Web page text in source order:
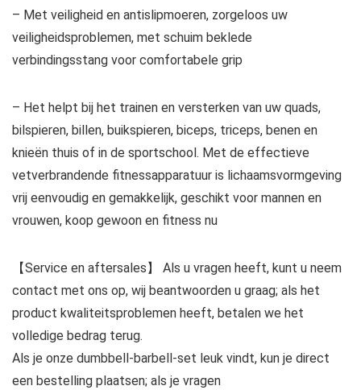
– Met veiligheid en antislipmoeren, zorgeloos uw
veiligheidsproblemen, met schuim beklede
verbindingsstang voor comfortabele grip
– Het helpt bij het trainen en versterken van uw quads,
bilspieren, billen, buikspieren, biceps, triceps, benen en
knieën thuis of in de sportschool. Met de effectieve
vetverbrandende fitnessapparatuur is lichaamsvormgeving
vrij eenvoudig en gemakkelijk, geschikt voor mannen en
vrouwen, koop gewoon en fitness nu
【Service en aftersales】 Als u vragen heeft, kunt u neem
contact met ons op, wij beantwoorden u graag; als het
product kwaliteitsproblemen heeft, betalen we het
volledige bedrag terug.
Als je onze dumbbell-barbell-set leuk vindt, kun je direct
een bestelling plaatsen; als je vragen